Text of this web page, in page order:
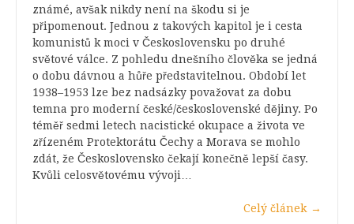
známé, avšak nikdy není na škodu si je
připomenout. Jednou z takových kapitol je i cesta
komunistů k moci v Československu po druhé
světové válce. Z pohledu dnešního člověka se jedná
o dobu dávnou a hůře představitelnou. Období let
1938–1953 lze bez nadsázky považovat za dobu
temna pro moderní české/československé dějiny. Po
téměř sedmi letech nacistické okupace a života ve
zřízeném Protektorátu Čechy a Morava se mohlo
zdát, že Československo čekají konečně lepší časy.
Kvůli celosvětovému vývoji…
Celý článek →